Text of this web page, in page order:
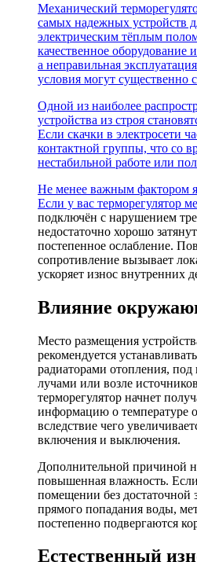
Механический
самых надежных устройств
электрическим тёплым
качественное оборудование
а неправильная
условия могут существенно
Одной из наиболее
устройства из строя
Если скачки в электросети
контактной группы, что со
нестабильной работе или
Не менее важным фактором
Если у вас терморегулятор
подключён с нарушением
недостаточно хорошо
постепенное ослабление.
сопротивление вызывает
ускоряет износ внутренних
Влияние
Место размещения
рекомендуется
радиаторами отопления,
лучами или возле
терморегулятор начнет
информацию о температуре
вследствие чего
включения и выключения.
Дополнительной причиной
повышенная влажность.
помещении без достаточной
прямого попадания воды,
постепенно подвергаются
Естественный